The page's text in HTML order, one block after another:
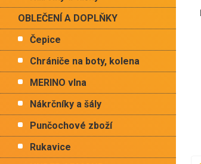
OBLEČENÍ A DOPLŇKY
Čepice
Chrániče na boty, kolena
MERINO vlna
Nákrčníky a šály
Punčochové zboží
Rukavice